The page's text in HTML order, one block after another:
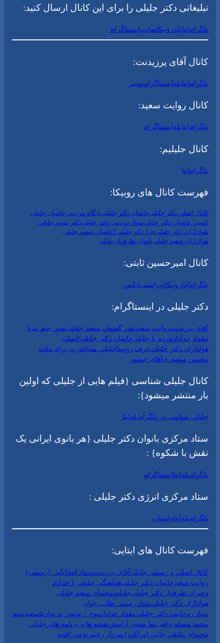
تبلیغاتی دکتر جلیلی را برای این کانال ارسال کنید:
تلگرامایتابلهروبیکاسایتاینستاگرام
کانال آقای پرزیدنت:
تلگرامایتابلهاینستاگرامتوییتر
کانال روایت سعید:
تلگرامایتابلهاینستاگرام
کانال جلیلیم:
تلگرامایتا
فهرست کانال های روبیکا:
کانال اصلی دکتر جلیلیحامیان دکتر جلیلیپایگاه مردمی حامیان جلیلی
کمپین حامیان دکتر جلیلیستاد مردمی دکتر جلیلیدکتر سعید جلیلی
هواداران دکتر جلیلیچرا دکتر جلیلی؟حامیان سعید جلیلی
هواداران سعید جلیلیبانوان طرفدار جلیلی
کانال امیرحسین ثابتی:
تلگرامایتاروبیکاویراستیایکس
دکتر جلیلی در اینستاگرام:
آقای پرزیدنتروایت سعیدنشر گفتمان سعید جلیلیسین جیم مدیا
مقداد خدادادمردم با جلیلیحامیان دکتر جلیلی/اصلی
هواداران دکتر جلیلیحرف روستاجلیلی مدیاقدرت برای ملت
محسن منصوریآقای جمهور
کانال جلیلی شناسی {فیلم هایی از جلیلی که اولین
بار منتشر میشود}:
جلیلی شناسی در تلگرامبلهایتا
ستاد مرکزی بانوان دکتر جلیلی {هر بانوی ایرانی یک
نقش با شکوه} :
تلگرامبلهایتااینستاگرام
ستاد مرکزی انرژی دکتر جلیلی :
تلگرامبلهایتاواتساپ
فهرست کانال های ایتایی:
کانال اصلی و رسمی جلیلی آقای پرزیدنتستاد انتخاباتی {رسمی}
روایت سعید حامیان دکتر جلیلیهماهنگی جلیلی با خداداد
دختران طرفدار دکتر جلیلیجلیلیم محتوای سعید جلیلی
هواداران دکتر جلیلیستاد رسمی طلاب جوان
ستاد روحانیت دکتر جلیلیمقداد خداداد موج – پویش به توان۵
سعیدیسم
محمد مسلم وافیتنها مسیر آرامشنقشه ها و برنامه های جلیلی
محتوای تبلیغی چاپی {تراکت}سردار رحیم نوعی اقدم